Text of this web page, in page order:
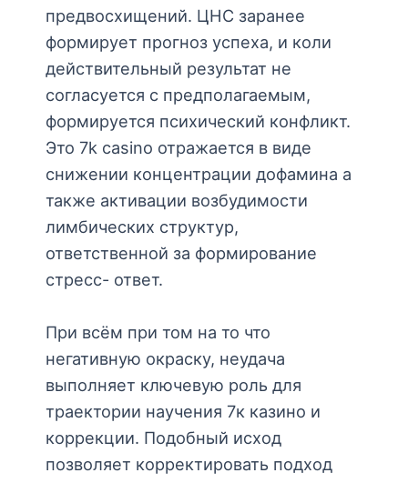
предвосхищений. ЦНС заранее
формирует прогноз успеха, и коли
действительный результат не
согласуется c предполагаемым,
формируется психический конфликт.
Это 7k casino отражается в виде
снижении концентрации дофамина а
также активации возбудимости
лимбических структур,
ответственной за формирование
стресс- ответ.
При всём при том на то что
негативную окраску, неудача
выполняет ключевую роль для
траектории научения 7к казино и
коррекции. Подобный исход
позволяет корректировать подход